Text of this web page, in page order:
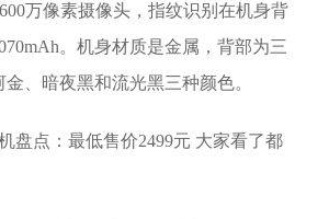
万像素摄像头，指纹识别在机身背
。机身材质是金属，背部为三
、暗夜黑和流光黑三种颜色。